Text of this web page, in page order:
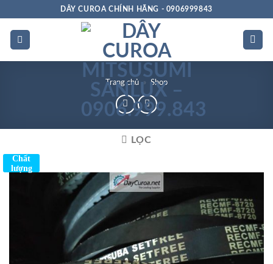
dung
DÂY CUROA CHÍNH HÃNG - 0906999843
Trang chủ » Shop
LỌC
Chất
lượng